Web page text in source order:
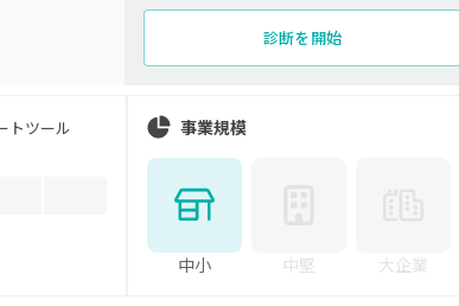
診断を開始
トツール 事業規模
中小 中堅 大企業